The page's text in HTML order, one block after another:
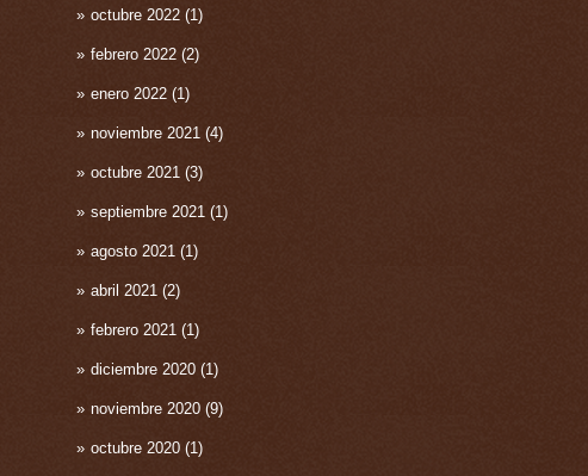
octubre 2022 (1)
febrero 2022 (2)
enero 2022 (1)
noviembre 2021 (4)
octubre 2021 (3)
septiembre 2021 (1)
agosto 2021 (1)
abril 2021 (2)
febrero 2021 (1)
diciembre 2020 (1)
noviembre 2020 (9)
octubre 2020 (1)